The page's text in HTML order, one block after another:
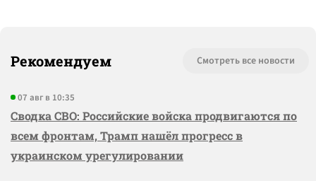
Рекомендуем Смотреть все новости
07 авг в 10:35
Сводка СВО: Российские войска продвигаются по
всем фронтам, Трамп нашёл прогресс в
украинском урегулировании